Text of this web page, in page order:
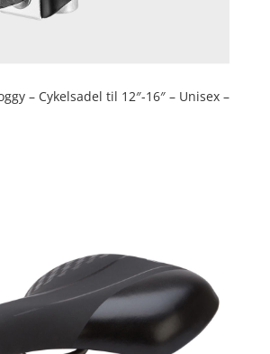
– Cykelsadel til 12″-16″ – Unisex –